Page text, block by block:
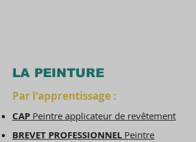
LA PEINTURE
Par l'apprentissage :
CAP Peintre applicateur de revêtement
BREVET PROFESSIONNEL Peintre